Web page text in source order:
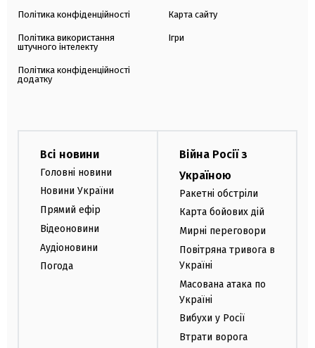
Політика конфіденційності
Політика використання
штучного інтелекту
Політика конфіденційності
додатку
Карта сайту
Ігри
Всі новини
Головні новини
Новини України
Прямий ефір
Відеоновини
Аудіоновини
Погода
Війна Росії з
Україною
Ракетні обстріли
Карта бойових дій
Мирні переговори
Повітряна тривога в
Україні
Масована атака по
Україні
Вибухи у Росії
Втрати ворога